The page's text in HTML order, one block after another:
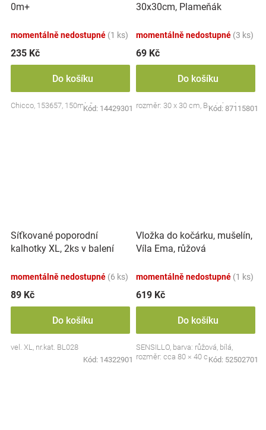
0m+
momentálně nedostupné (1 ks)
235 Kč
Do košíku
Chicco, 153657, 150ml, 0m+
Kód: 14429301
30x30cm, Plameňák
momentálně nedostupné (3 ks)
69 Kč
Do košíku
rozměr: 30 x 30 cm, Bocioland
Kód: 87115801
Síťkované poporodní
kalhotky XL, 2ks v balení
momentálně nedostupné (6 ks)
89 Kč
Do košíku
vel. XL, nr.kat. BL028
Kód: 14322901
Vložka do kočárku, mušelín,
Víla Ema, růžová
momentálně nedostupné (1 ks)
619 Kč
Do košíku
SENSILLO, barva: růžová, bílá,
rozměr: cca 80 × 40 cmKód: 52502701